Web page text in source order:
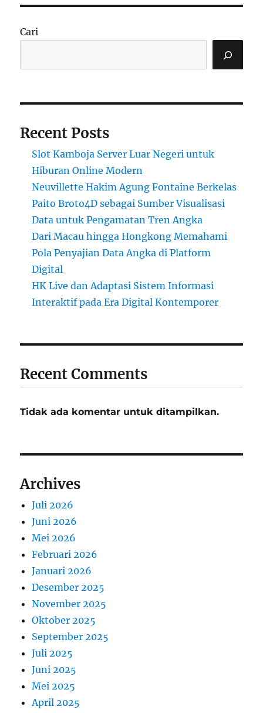
Cari
Recent Posts
Slot Kamboja Server Luar Negeri untuk
Hiburan Online Modern
Neuvillette Hakim Agung Fontaine Berkelas
Paito Broto4D sebagai Sumber Visualisasi
Data untuk Pengamatan Tren Angka
Dari Macau hingga Hongkong Memahami
Pola Penyajian Data Angka di Platform
Digital
HK Live dan Adaptasi Sistem Informasi
Interaktif pada Era Digital Kontemporer
Recent Comments
Tidak ada komentar untuk ditampilkan.
Archives
Juli 2026
Juni 2026
Mei 2026
Februari 2026
Januari 2026
Desember 2025
November 2025
Oktober 2025
September 2025
Juli 2025
Juni 2025
Mei 2025
April 2025